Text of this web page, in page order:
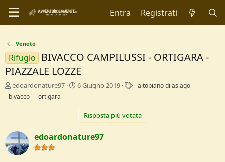
Entra Registrati
Veneto
Rifugio
BIVACCO CAMPILUSSI - ORTIGARA -
PIAZZALE LOZZE
C
r
o
r
e
D
edoardonature97
D
I
6 Giugno 2019
altopiano di asiago
bivacco
ortigara
Risposta più votata
edoardonature97